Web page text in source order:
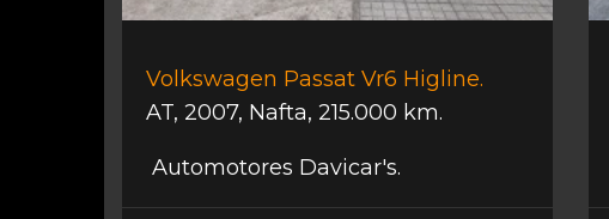
Volkswagen Passat Vr6 Higline.
AT, 2007, Nafta, 215.000 km.
Automotores Davicar's.